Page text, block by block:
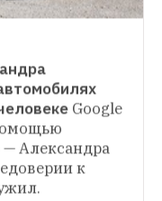
Google
Александра
к